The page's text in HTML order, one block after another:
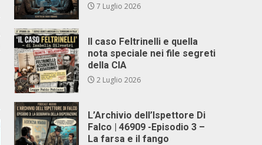
7 Luglio 2026
Il caso Feltrinelli e quella
nota speciale nei file segreti
della CIA
2 Luglio 2026
L’Archivio dell’Ispettore Di
Falco | 46909 -Episodio 3 –
La farsa e il fango